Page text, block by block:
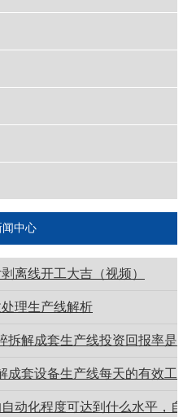
闻中心
离线开工大吉（视频）
理生产线解析
拆解成套生产线投资回报率是多
成套设备生产线每天的有效工
动化程度可达到什么水平，自